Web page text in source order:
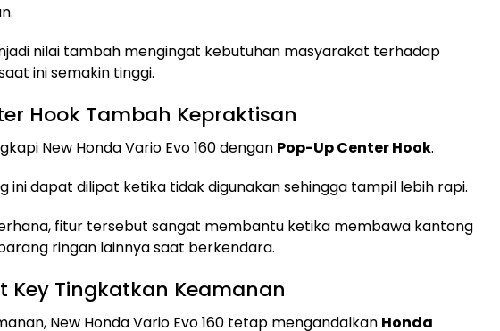
nilai tambah mengingat kebutuhan masyarakat terhadap
ini semakin tinggi.
Hook Tambah Kepraktisan
New Honda Vario Evo 160 dengan Pop-Up Center Hook.
ini dapat dilipat ketika tidak digunakan sehingga tampil lebih rapi.
fitur tersebut sangat membantu ketika membawa kantong
ringan lainnya saat berkendara.
Key Tingkatkan Keamanan
New Honda Vario Evo 160 tetap mengandalkan Honda